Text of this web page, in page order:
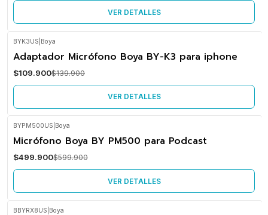
VER DETALLES
-21%
OFF
No disponible
BYK3US Boya
Adaptador Micrófono Boya BY-K3 para iphone
$109.900$139.900
VER DETALLES
-17%
OFF
No disponible
BYPM500US Boya
Micrófono Boya BY PM500 para Podcast
$499.900$599.900
VER DETALLES
BBYRX8US Boya